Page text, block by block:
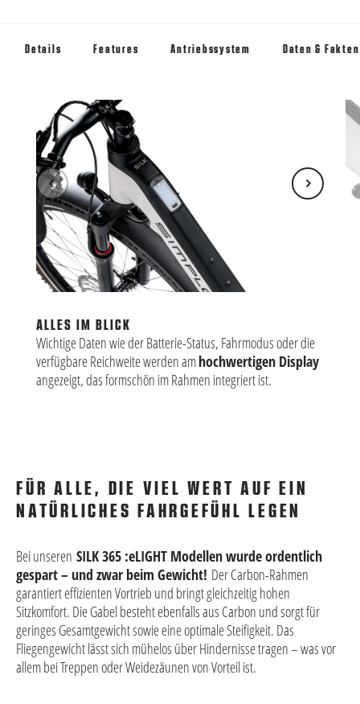
Details Features Antriebssystem Daten & Fakten
ALLES IM BLICK
Wichtige Daten wie der Batterie-Status, Fahrmodus oder die
verfügbare Reichweite werden amhochwertigen Display
angezeigt, das formschön im Rahmen integriert ist.
FÜR ALLE, DIE VIEL WERT AUF EIN
NATÜRLICHES FAHRGEFÜHL LEGEN
Bei unseren SILK 365 :eLIGHT Modellen wurde ordentlich
gespart – und zwar beim Gewicht! Der Carbon-Rahmen
garantiert effizienten Vortrieb und bringt gleichzeitig hohen
Sitzkomfort. Die Gabel besteht ebenfalls aus Carbon und sorgt für
geringes Gesamtgewicht sowie eine optimale Steifigkeit. Das
Fliegengewicht lässt sich mühelos über Hindernisse tragen – was vor
allem bei Treppen oder Weidezäunen von Vorteil ist.